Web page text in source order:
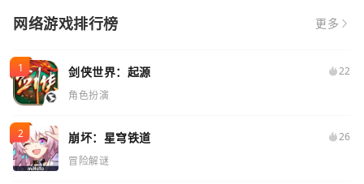
网络游戏排行榜 更多
剑侠世界：起源
22
角色扮演
崩坏：星穹铁道
26
冒险解谜